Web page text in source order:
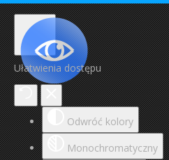
Ułatwienia dostępu
Odwróć kolory
Monochromatyczny